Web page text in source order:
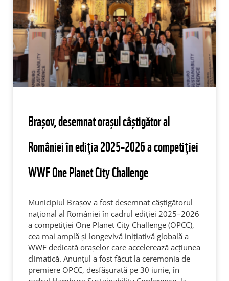
Brașov, desemnat orașul câștigător al
României în ediția 2025–2026 a competiției
WWF One Planet City Challenge
Municipiul Brașov a fost desemnat câștigătorul
național al României în cadrul ediției 2025–2026
a competiției One Planet City Challenge (OPCC),
cea mai amplă și longevivă inițiativă globală a
WWF dedicată orașelor care accelerează acțiunea
climatică. Anunțul a fost făcut la ceremonia de
premiere OPCC, desfășurată pe 30 iunie, în